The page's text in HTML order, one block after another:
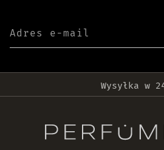
Adres e-mail
Wysyłka w
30 dni na zwrot